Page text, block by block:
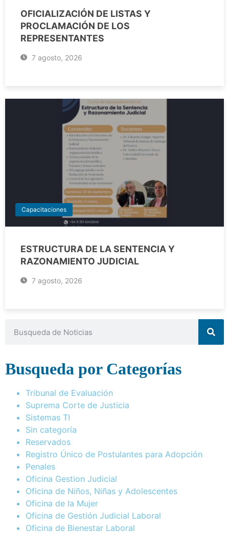
OFICIALIZACIÓN DE LISTAS Y
PROCLAMACIÓN DE LOS
REPRESENTANTES
7 agosto, 2026
Capacitaciones
ESTRUCTURA DE LA SENTENCIA Y
RAZONAMIENTO JUDICIAL
7 agosto, 2026
Busqueda por Categorías
Tribunal de Evaluación
Suprema Corte de Justicia
Sistemas TI
Sin categoría
Reservados
Registro Único de Postulantes para Adopción
Penales
Oficina Gestion Judicial
Oficina de Niños, Niñas y Adolescentes
Oficina de la Mujer
Oficina de Gestión Judicial Laboral
Oficina de Bienestar Laboral